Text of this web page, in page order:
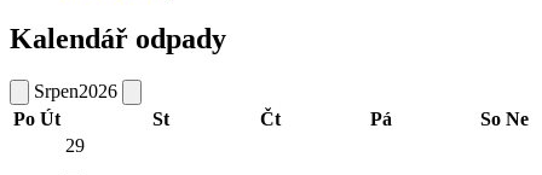
Kalendář odpady
Srpen2026
Po Út St Čt Pá So Ne
29